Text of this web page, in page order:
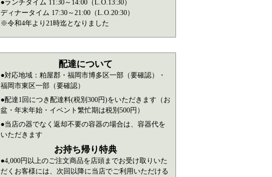
ランチタイム 11:30～14:00（L.O.13:30）
ディナータイム 17:30～21:00（L.O.20:30）
※令和4年より21時迄となりました
配達について
対応地域：粕屋郡・福岡市博多区一部（要確認）・
福岡市東区一部（要確認）
配達1回につき配達料(税別300円)をいただきます（お
盆・年末年始・イベント繁忙期は税別500円）
当店の器でなく返却不要の容器の場合は、容器代を
いただきます
お持ち帰り特典
4,000円以上のご注文商品を店頭までお受け取りいた
だくお客様には、次回以降に当店でご利用いただける